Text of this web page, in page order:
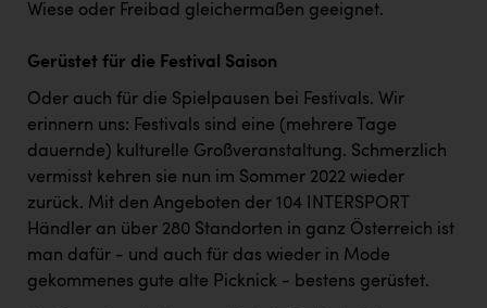
Wiese oder Freibad gleichermaßen geeignet.
Gerüstet für die Festival Saison
Oder auch für die Spielpausen bei Festivals. Wir
erinnern uns: Festivals sind eine (mehrere Tage
dauernde) kulturelle Großveranstaltung. Schmerzlich
vermisst kehren sie nun im Sommer 2022 wieder
zurück. Mit den Angeboten der 104 INTERSPORT
Händler an über 280 Standorten in ganz Österreich ist
man dafür - und auch für das wieder in Mode
gekommenes gute alte Picknick - bestens gerüstet.